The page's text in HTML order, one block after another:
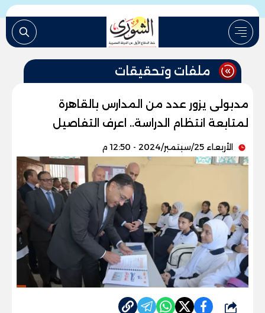
ملفات وتحقيقات
مدبولى يزور عدد من المدارس بالقاهرة
لمتابعة انتظام الدراسة.. اعرف التفاصيل
الأربعاء 25/سبتمبر/2024 - 12:50 م
شارك